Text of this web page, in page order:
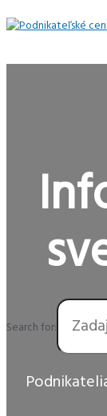
Preskočiť
na
Menu
Search for: